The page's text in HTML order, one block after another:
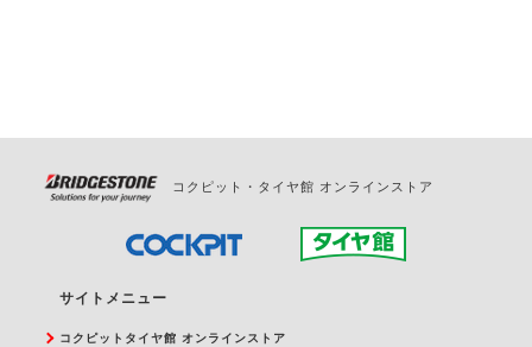
コクピット・タイヤ館 オンラインストア
サイトメニュー
コクピットタイヤ館 オンラインストア